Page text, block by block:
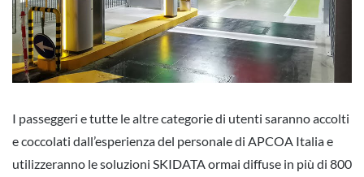
I passeggeri e tutte le altre categorie di utenti saranno accolti
e coccolati dall’esperienza del personale di APCOA Italia e
utilizzeranno le soluzioni SKIDATA ormai diffuse in più di 800